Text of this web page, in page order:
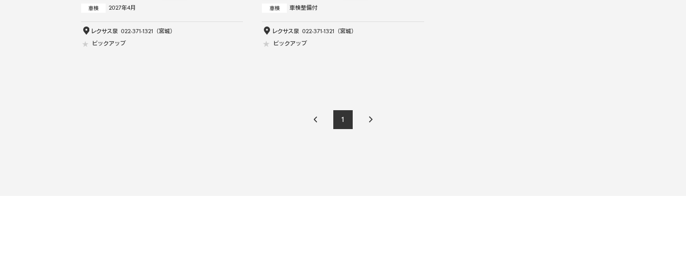
車検 2027年4月
レクサス泉 022-371-1321 （宮城）
ピックアップ
車検 車検整備付
レクサス泉 022-371-1321 （宮城）
ピックアップ
1